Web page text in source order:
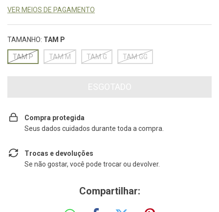
VER MEIOS DE PAGAMENTO
TAMANHO: TAM P
TAM P TAM M TAM G TAM GG
Compra protegida
Seus dados cuidados durante toda a compra.
Trocas e devoluções
Se não gostar, você pode trocar ou devolver.
Compartilhar: